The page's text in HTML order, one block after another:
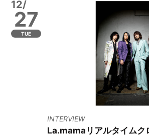
12/
27
TUE
INTERVIEW
La.mamaリアルタイム